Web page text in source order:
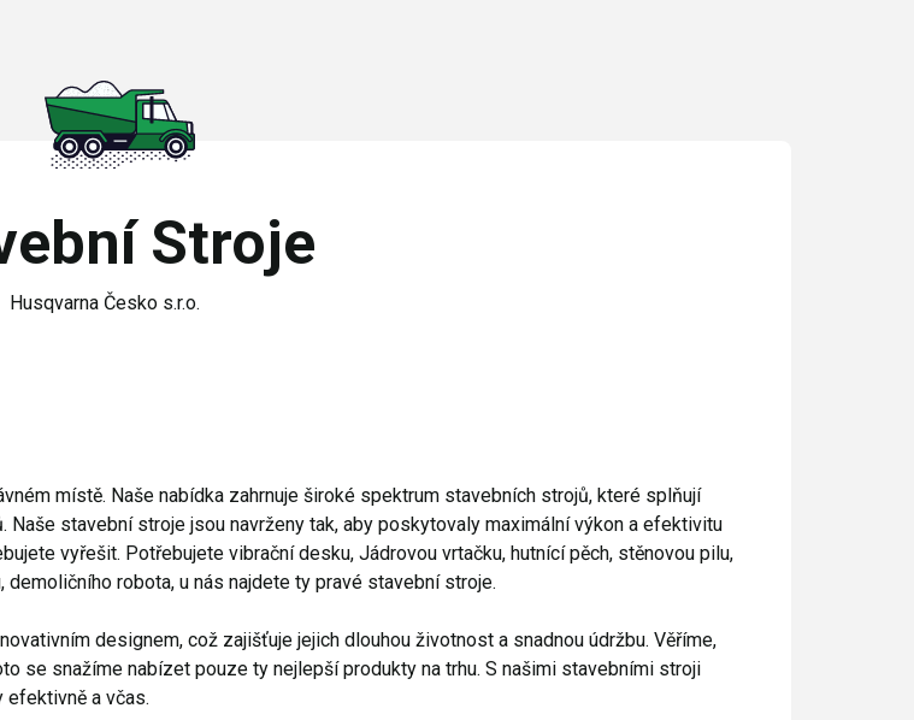
Stroje
Husqvarna Česko s.r.o.
místě. Naše nabídka zahrnuje široké spektrum stavebních strojů, které splňují
stavební stroje jsou navrženy tak, aby poskytovaly maximální výkon a efektivitu
vyřešit. Potřebujete vibrační desku, Jádrovou vrtačku, hutnící pěch, stěnovou pilu,
robota, u nás najdete ty pravé stavební stroje.
designem, což zajišťuje jejich dlouhou životnost a snadnou údržbu. Věříme,
se snažíme nabízet pouze ty nejlepší produkty na trhu. S našimi stavebními stroji
efektivně a včas.